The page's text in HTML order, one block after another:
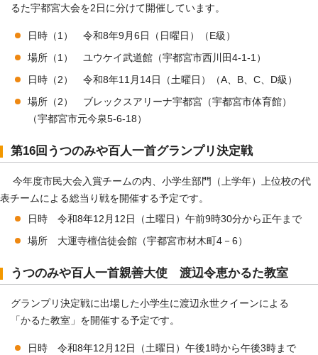
るた宇都宮大会を2日に分けて開催しています。
日時（1） 令和8年9月6日（日曜日）（E級）
場所（1） ユウケイ武道館（宇都宮市西川田4-1-1）
日時（2） 令和8年11月14日（土曜日）（A、B、C、D級）
場所（2） ブレックスアリーナ宇都宮（宇都宮市体育館）
（宇都宮市元今泉5-6-18）
第16回うつのみや百人一首グランプリ決定戦
今年度市民大会入賞チームの内、小学生部門（上学年）上位校の代
表チームによる総当り戦を開催する予定です。
日時 令和8年12月12日（土曜日）午前9時30分から正午まで
場所 大運寺檀信徒会館（宇都宮市材木町4－6）
うつのみや百人一首親善大使 渡辺令恵かるた教室
グランプリ決定戦に出場した小学生に渡辺永世クイーンによる
「かるた教室」を開催する予定です。
日時 令和8年12月12日（土曜日）午後1時から午後3時まで